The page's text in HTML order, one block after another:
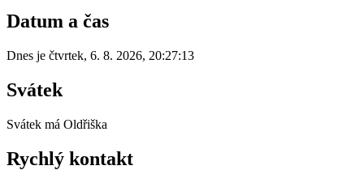
Datum a čas
Dnes je čtvrtek, 6. 8. 2026, 20:27:13
Svátek
Svátek má Oldřiška
Rychlý kontakt